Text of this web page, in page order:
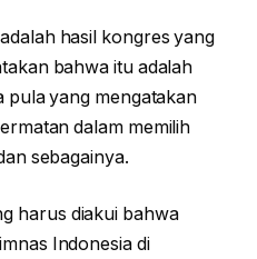
hasil kongres yang
bahwa itu adalah
pula yang mengatakan
dalam memilih
sebagainya.
harus diakui bahwa
Indonesia di